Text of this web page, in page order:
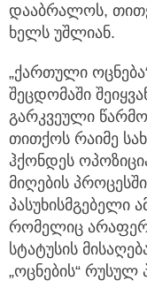
დააბრალოს,
ხელს უშლიან.
„ქართული
შეცდომაში
გარკვეული
თითქოს რაიმე
ჰქონდეს
მიღების
პასუხისმგებელი
რომელიც
სტატუსის
„ოცნების“